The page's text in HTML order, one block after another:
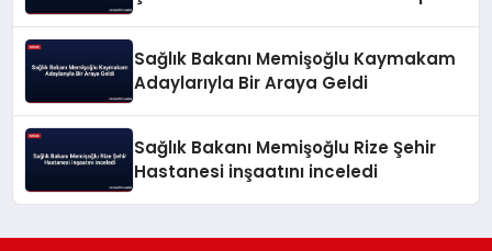
Sağlık Bakanı Memişoğlu Kaymakam
Adaylarıyla Bir Araya Geldi
Sağlık Bakanı Memişoğlu Rize Şehir
Hastanesi inşaatını inceledi